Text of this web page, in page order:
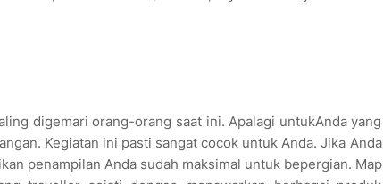
digemari orang-orang saat ini. Apalagi untukAnda yang
Kegiatan ini pasti sangat cocok untuk Anda. Jika Anda
penampilan Anda sudah maksimal untuk bepergian. Map